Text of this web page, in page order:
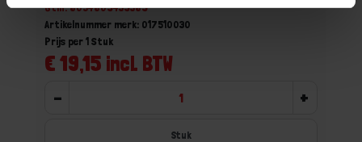
Gtin: 8054809439389
Artikelnummer merk: 017510030
€ 19,15 incl. BTW
Prijs per 1 Stuk
- +
Stuk